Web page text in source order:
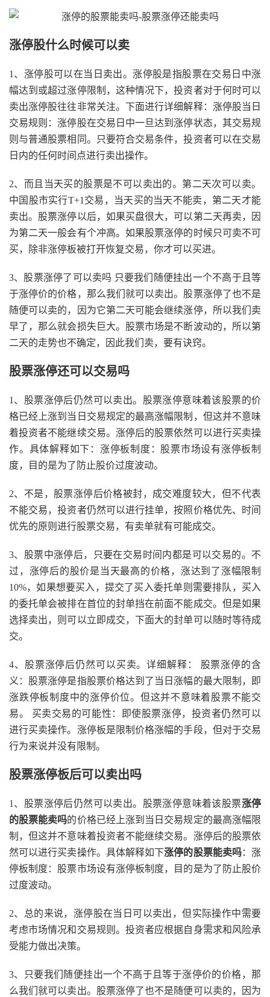
涨停股什么时候可以卖
1、涨停股可以在当日卖出。涨停股是指股票在交易日中涨
幅达到或超过涨停限制，这种情况下，投资者对于何时可以
卖出涨停股往往非常关注。下面进行详细解释：涨停股当日
交易规则：涨停股在交易日中一旦达到涨停状态，其交易规
则与普通股票相同。只要符合交易条件，投资者可以在交易
日内的任何时间点进行卖出操作。
2、而且当天买的股票是不可以卖出的。第二天次可以卖。
中国股市实行T+1交易，当天买的当天不能卖，第二天才能
卖出。股票涨停以后，如果买盘很大，可以第二天再卖，因
为第二天一般会有个冲高。如果股票涨停的时候只可卖不可
买，除非涨停板被打开恢复交易，你才可以买进。
3、股票涨停了可以卖吗 只要我们随便挂出一个不高于且等
于涨停价的价格，那么我们就可以卖出。股票涨停了也不是
随便可以卖的，因为它第二天可能会继续涨停，所以我们卖
早了，那么就会损失巨大。股票市场是不断波动的，所以第
二天的走势也不确定，因此我们卖，要有诀窍。
股票涨停还可以交易吗
1、股票涨停后仍然可以卖出。股票涨停意味着该股票的价
格已经上涨到当日交易规定的最高涨幅限制，但这并不意味
着投资者不能继续交易。涨停后的股票依然可以进行买卖操
作。具体解释如下：涨停板制度：股票市场设有涨停板制
度，目的是为了防止股价过度波动。
2、不是，股票涨停后价格被封，成交难度较大，但不代表
不能交易，投资者仍然可以进行挂单，按照价格优先、时间
优先的原则进行股票交易，有卖单就有可能成交。
3、股票中涨停后，只要在交易时间内都是可以交易的。不
过，涨停后的股价是当天最高的价格，涨达到了涨幅限制
10%，如果想要买入，提交了买入委托单则需要排队，买入
的委托单会被排在首位的封单挡在前面不能成交。但是如果
选择卖出，则可以立即成交，下面大的封单可以随时等待成
交。
4、股票涨停后仍然可以买卖。详细解释： 股票涨停的含
义：股票涨停是指股票价格达到了当日涨幅的最大限制，即
涨跌停板制度中的涨停价位。但这并不意味着股票不能交
易。 买卖交易的可能性：即使股票涨停，投资者仍然可以
进行买卖操作。涨停板是限制价格涨幅的手段，但对于交易
行为来说并没有限制。
股票涨停板后可以卖出吗
1、股票涨停后仍然可以卖出。股票涨停意味着该股票涨停
的股票能卖吗的价格已经上涨到当日交易规定的最高涨幅限
制，但这并不意味着投资者不能继续交易。涨停后的股票依
然可以进行买卖操作。具体解释如下涨停的股票能卖吗：涨
停板制度：股票市场设有涨停板制度，目的是为了防止股价
过度波动。
2、总的来说，涨停股在当日可以卖出，但实际操作中需要
考虑市场情况和交易规则。投资者应根据自身需求和风险承
受能力做出决策。
3、只要我们随便挂出一个不高于且等于涨停价的价格，那
么我们就可以卖出。股票涨停了也不是随便可以卖的，因为